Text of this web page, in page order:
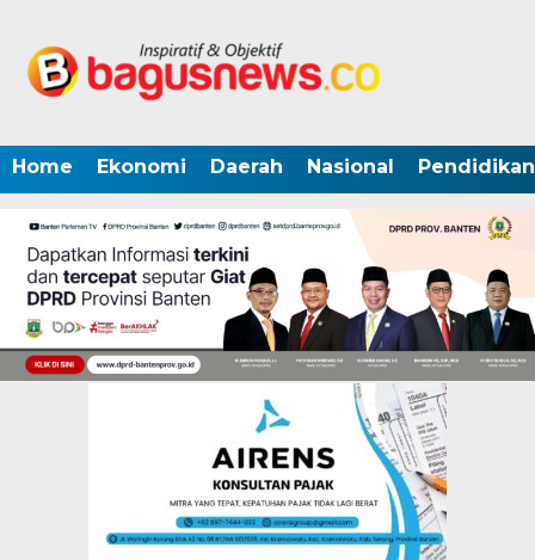
Home Ekonomi Daerah Nasional Pendidikan